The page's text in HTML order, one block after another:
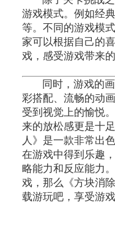
游戏模式。例如经
等。不同的游戏模
家可以根据自己的
戏，感受游戏带来的
同时，游戏的
彩搭配、流畅的动
受到视觉上的愉悦
来的放松感更是十
人》是一款非常出
在游戏中得到乐趣
略能力和反应能力
戏，那么《方块消
载游玩吧，享受游